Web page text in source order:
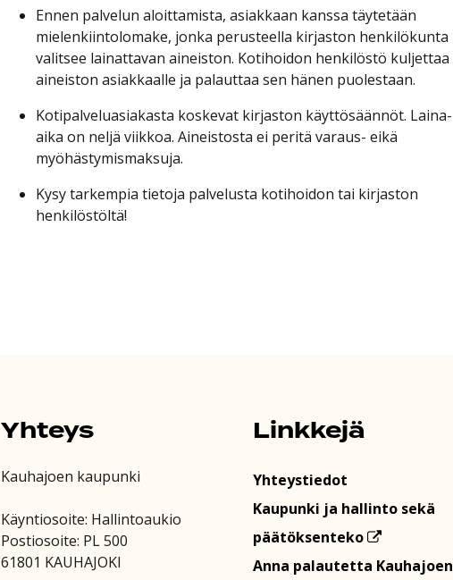
Ennen palvelun aloittamista, asiakkaan kanssa täytetään
mielenkiintolomake, jonka perusteella kirjaston henkilökunta
valitsee lainattavan aineiston. Kotihoidon henkilöstö kuljettaa
aineiston asiakkaalle ja palauttaa sen hänen puolestaan.
Kotipalveluasiakasta koskevat kirjaston käyttösäännöt. Laina-
aika on neljä viikkoa. Aineistosta ei peritä varaus- eikä
myöhästymismaksuja.
Kysy tarkempia tietoja palvelusta kotihoidon tai kirjaston
henkilöstöltä!
Yhteys
Kauhajoen kaupunki
Käyntiosoite: Hallintoaukio
Postiosoite: PL 500
61801 KAUHAJOKI
Linkkejä
Yhteystiedot
Kaupunki ja hallinto sekä
päätöksenteko
Anna palautetta Kauhajoen